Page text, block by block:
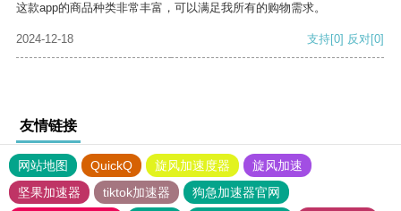
这款app的商品种类非常丰富，可以满足我所有的购物需求。
2024-12-18 支持[0] 反对[0]
友情链接
网站地图 QuickQ 旋风加速度器
旋风加速
坚果加速器
tiktok加速器
狗急加速器官网